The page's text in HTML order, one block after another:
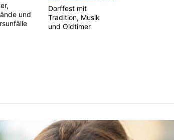
und
Dorffest mit
Tradition, Musik
und Oldtimer